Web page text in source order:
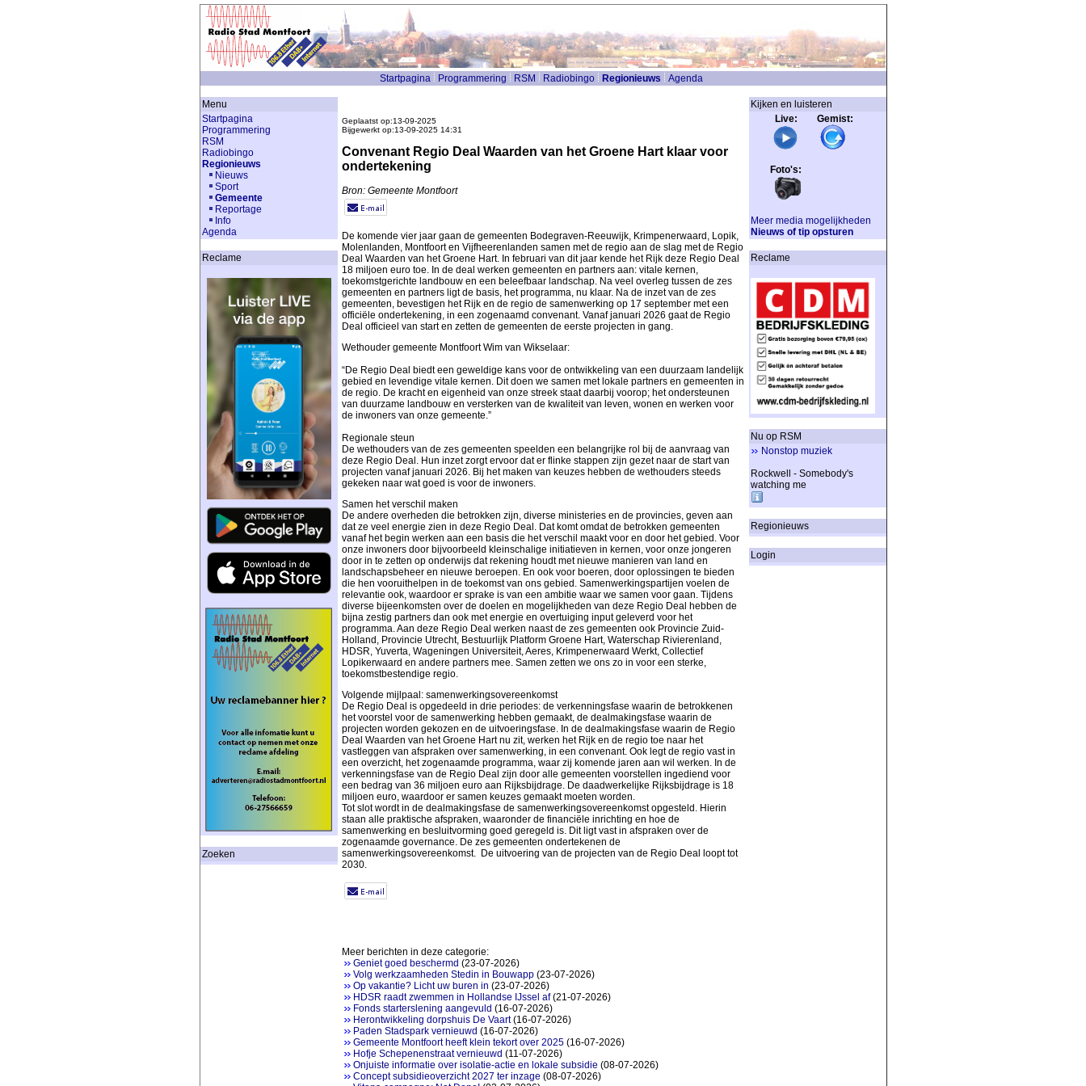
Startpagina Programmering RSM Radiobingo Regionieuws Agenda
Menu
Startpagina
Programmering
RSM
Radiobingo
Regionieuws
Nieuws
Sport
Gemeente
Reportage
Info
Agenda
Reclame
Zoeken
Geplaatst op:13-09-2025
Bijgewerkt op:13-09-2025 14:31
Convenant Regio Deal Waarden van het Groene Hart klaar voor
ondertekening
Bron: Gemeente Montfoort
De komende vier jaar gaan de gemeenten Bodegraven-Reeuwijk, Krimpenerwaard, Lopik,
Molenlanden, Montfoort en Vijfheerenlanden samen met de regio aan de slag met de Regio
Deal Waarden van het Groene Hart. In februari van dit jaar kende het Rijk deze Regio Deal
18 miljoen euro toe. In de deal werken gemeenten en partners aan: vitale kernen,
toekomstgerichte landbouw en een beleefbaar landschap. Na veel overleg tussen de zes
gemeenten en partners ligt de basis, het programma, nu klaar. Na de inzet van de zes
gemeenten, bevestigen het Rijk en de regio de samenwerking op 17 september met een
officiële ondertekening, in een zogenaamd convenant. Vanaf januari 2026 gaat de Regio
Deal officieel van start en zetten de gemeenten de eerste projecten in gang.
Wethouder gemeente Montfoort Wim van Wikselaar:
“De Regio Deal biedt een geweldige kans voor de ontwikkeling van een duurzaam landelijk
gebied en levendige vitale kernen. Dit doen we samen met lokale partners en gemeenten in
de regio. De kracht en eigenheid van onze streek staat daarbij voorop; het ondersteunen
van duurzame landbouw en versterken van de kwaliteit van leven, wonen en werken voor
de inwoners van onze gemeente.”
Regionale steun
De wethouders van de zes gemeenten speelden een belangrijke rol bij de aanvraag van
deze Regio Deal. Hun inzet zorgt ervoor dat er flinke stappen zijn gezet naar de start van
projecten vanaf januari 2026. Bij het maken van keuzes hebben de wethouders steeds
gekeken naar wat goed is voor de inwoners.
Samen het verschil maken
De andere overheden die betrokken zijn, diverse ministeries en de provincies, geven aan
dat ze veel energie zien in deze Regio Deal. Dat komt omdat de betrokken gemeenten
vanaf het begin werken aan een basis die het verschil maakt voor en door het gebied. Voor
onze inwoners door bijvoorbeeld kleinschalige initiatieven in kernen, voor onze jongeren
door in te zetten op onderwijs dat rekening houdt met nieuwe manieren van land en
landschapsbeheer en nieuwe beroepen. En ook voor boeren, door oplossingen te bieden
die hen vooruithelpen in de toekomst van ons gebied. Samenwerkingspartijen voelen de
relevantie ook, waardoor er sprake is van een ambitie waar we samen voor gaan. Tijdens
diverse bijeenkomsten over de doelen en mogelijkheden van deze Regio Deal hebben de
bijna zestig partners dan ook met energie en overtuiging input geleverd voor het
programma. Aan deze Regio Deal werken naast de zes gemeenten ook Provincie Zuid-
Holland, Provincie Utrecht, Bestuurlijk Platform Groene Hart, Waterschap Rivierenland,
HDSR, Yuverta, Wageningen Universiteit, Aeres, Krimpenerwaard Werkt, Collectief
Lopikerwaard en andere partners mee. Samen zetten we ons zo in voor een sterke,
toekomstbestendige regio.
Volgende mijlpaal: samenwerkingsovereenkomst
De Regio Deal is opgedeeld in drie periodes: de verkenningsfase waarin de betrokkenen
het voorstel voor de samenwerking hebben gemaakt, de dealmakingsfase waarin de
projecten worden gekozen en de uitvoeringsfase. In de dealmakingsfase waarin de Regio
Deal Waarden van het Groene Hart nu zit, werken het Rijk en de regio toe naar het
vastleggen van afspraken over samenwerking, in een convenant. Ook legt de regio vast in
een overzicht, het zogenaamde programma, waar zij komende jaren aan wil werken. In de
verkenningsfase van de Regio Deal zijn door alle gemeenten voorstellen ingediend voor
een bedrag van 36 miljoen euro aan Rijksbijdrage. De daadwerkelijke Rijksbijdrage is 18
miljoen euro, waardoor er samen keuzes gemaakt moeten worden.
Tot slot wordt in de dealmakingsfase de samenwerkingsovereenkomst opgesteld. Hierin
staan alle praktische afspraken, waaronder de financiële inrichting en hoe de
samenwerking en besluitvorming goed geregeld is. Dit ligt vast in afspraken over de
zogenaamde governance. De zes gemeenten ondertekenen de
samenwerkingsovereenkomst. De uitvoering van de projecten van de Regio Deal loopt tot
2030.
Meer berichten in deze categorie:
Geniet goed beschermd (23-07-2026)
Volg werkzaamheden Stedin in Bouwapp(23-07-2026)
Op vakantie? Licht uw buren in (23-07-2026)
HDSR raadt zwemmen in Hollandse IJssel af(21-07-2026)
Fonds starterslening aangevuld (16-07-2026)
Herontwikkeling dorpshuis De Vaart(16-07-2026)
Paden Stadspark vernieuwd (16-07-2026)
Gemeente Montfoort heeft klein tekort over 2025(16-07-2026)
Hofje Schepenenstraat vernieuwd (11-07-2026)
Onjuiste informatie over isolatie-actie en lokale subsidie (08-07-2026)
Concept subsidieoverzicht 2027 ter inzage (08-07-2026)
Kijken en luisteren
Live: Gemist:
Foto's:
Meer media mogelijkheden
Nieuws of tip opsturen
Reclame
Nu op RSM
Nonstop muziek
Rockwell - Somebody's
watching me
Regionieuws
Login